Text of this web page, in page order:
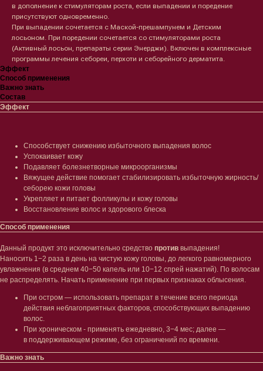
в дополнение к стимуляторам роста, если выпадении и поредение
присутствуют одновременно.
При выпадении сочетается с Маской-прешампунем и Детским
лосьоном. При поредении сочетается со стимуляторами роста
(Активный лосьон, препараты серии Энерджи). Включен в комплексные
программы лечения себореи, перхоти и себорейного дерматита.
Эффект
Способ применения
Важно знать
Состав
Эффект
Способствует снижению избыточного выпадения волос
Успокаивает кожу
Подавляет болезнетворные микроорганизмы
Вяжущее действие помогает стабилизировать избыточную жирность/
себорею кожи головы
Укрепляет и питает фолликулы и кожу головы
Восстановление волос и здорового блеска
Способ применения
Данный продукт это исключительно средство против выпадения!
Наносить 1−2 раза в день на чистую кожу головы, до легкого равномерного
увлажнения (в среднем 40−50 капель или 10−12 спрей нажатий). По волосам
не распределять. Начать применение при первых признаках облысения.
При остром — использовать препарат в течение всего периода
действия неблагоприятных факторов, способствующих выпадению
волос.
При хроническом - применять ежедневно, 3−4 мес; далее —
в поддерживающем режиме, без ограничений по времени.
Важно знать
Тело
Кремы
Лосьоны
Шея и зона декольте
Пилинги/масла
Уход за руками
Уход за ногами
Лицо
Очищение
Увлажнение/питание
Сыворотки/ эссенции
Ретинол
Защита от солнца
Тонизация
Восстановление